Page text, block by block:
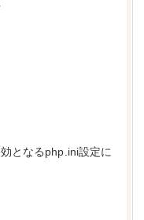
となるphp.ini設定に